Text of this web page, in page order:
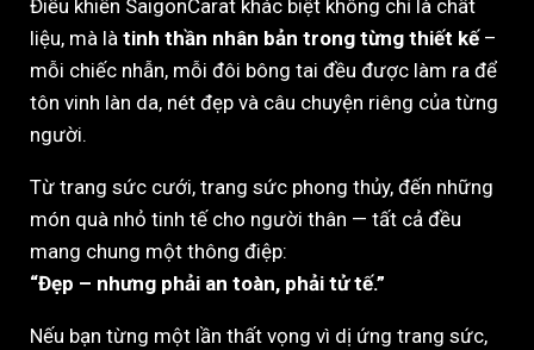
Điều khiến SaigonCarat khác biệt không chỉ là chất
liệu, mà là tinh thần nhân bản trong từng thiết kế–
mỗi chiếc nhẫn, mỗi đôi bông tai đều được làm ra để
tôn vinh làn da, nét đẹp và câu chuyện riêng của từng
người.
Từ trang sức cưới, trang sức phong thủy, đến những
món quà nhỏ tinh tế cho người thân — tất cả đều
mang chung một thông điệp:
“Đẹp – nhưng phải an toàn, phải tử tế.”
Nếu bạn từng một lần thất vọng vì dị ứng trang sức,